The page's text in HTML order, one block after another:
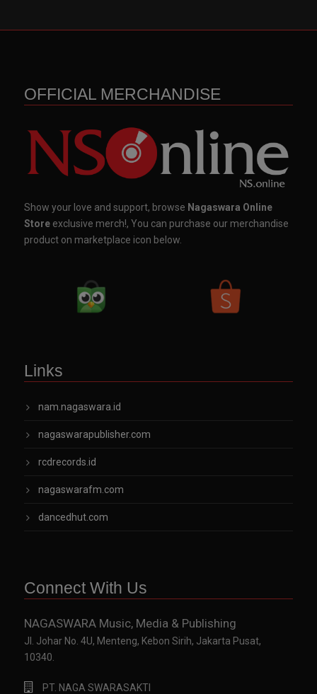
OFFICIAL MERCHANDISE
Show your love and support, browse Nagaswara Online
Store exclusive merch!, You can purchase our merchandise
product on marketplace icon below.
Links
nam.nagaswara.id
nagaswarapublisher.com
rcdrecords.id
nagaswarafm.com
dancedhut.com
Connect With Us
NAGASWARA Music, Media & Publishing
Jl. Johar No. 4U, Menteng, Kebon Sirih, Jakarta Pusat,
10340.
PT. NAGA SWARASAKTI